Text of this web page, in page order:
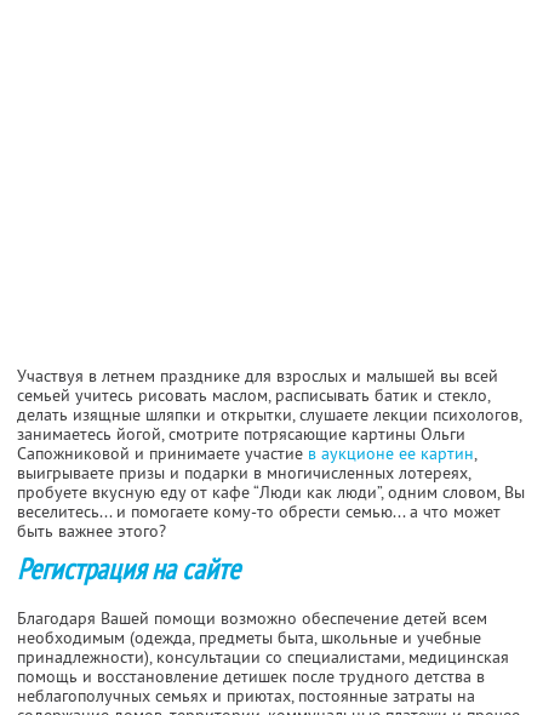
Участвуя в летнем празднике для взрослых и малышей вы всей
семьей учитесь рисовать маслом, расписывать батик и стекло,
делать изящные шляпки и открытки, слушаете лекции психологов,
занимаетесь йогой, смотрите потрясающие картины Ольги
Сапожниковой и принимаете участие в аукционе ее картин,
выигрываете призы и подарки в многичисленных лотереях,
пробуете вкусную еду от кафе “Люди как люди”, одним словом, Вы
веселитесь... и помогаете кому-то обрести семью... а что может
быть важнее этого?
Регистрация на сайте
Благодаря Вашей помощи возможно обеспечение детей всем
необходимым (одежда, предметы быта, школьные и учебные
принадлежности), консультации со специалистами, медицинская
помощь и восстановление детишек после трудного детства в
неблагополучных семьях и приютах, постоянные затраты на